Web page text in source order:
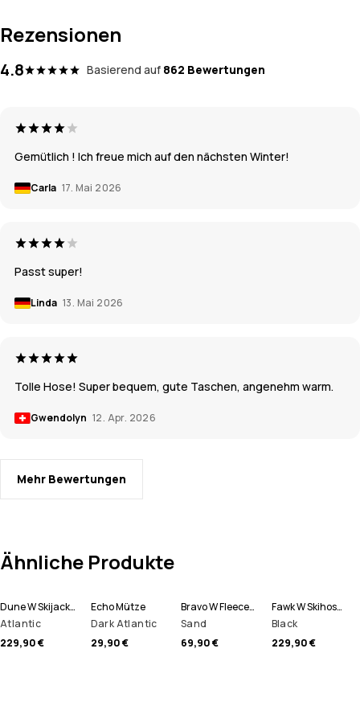
Rezensionen
4.8 Basierend auf 862 Bewertungen
Gemütlich ! Ich freue mich auf den nächsten Winter!
Carla 17. Mai 2026
Passt super!
Linda 13. Mai 2026
Tolle Hose! Super bequem, gute Taschen, angenehm warm.
Gwendolyn 12. Apr. 2026
Mehr Bewertungen
Ähnliche Produkte
Dune W Skijacke Damen
Atlantic
229,90 €
Echo Mütze
Dark Atlantic
29,90 €
Bravo W Fleecepullover Damen
Sand
69,90 €
Fawk W Skihose Damen
Black
229,90 €